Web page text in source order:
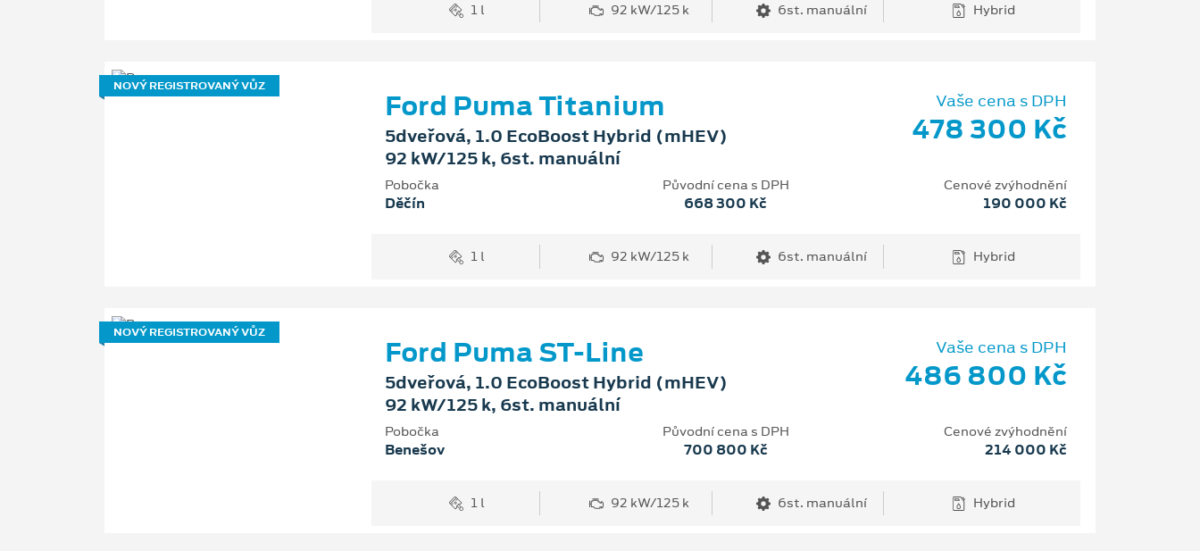
1 l 92 kW/125 k 6st. manuální Hybrid
NOVÝ REGISTROVANÝ VŮZ
Ford Puma Titanium
5dveřová, 1.0 EcoBoost Hybrid (mHEV)
92 kW/125 k, 6st. manuální
Vaše cena s DPH
478 300 Kč
Pobočka
Děčín
Původní cena s DPH
668 300 Kč
Cenové zvýhodnění
190 000 Kč
1 l 92 kW/125 k 6st. manuální Hybrid
NOVÝ REGISTROVANÝ VŮZ
Ford Puma ST-Line
5dveřová, 1.0 EcoBoost Hybrid (mHEV)
92 kW/125 k, 6st. manuální
Vaše cena s DPH
486 800 Kč
Pobočka
Benešov
Původní cena s DPH
700 800 Kč
Cenové zvýhodnění
214 000 Kč
1 l 92 kW/125 k 6st. manuální Hybrid